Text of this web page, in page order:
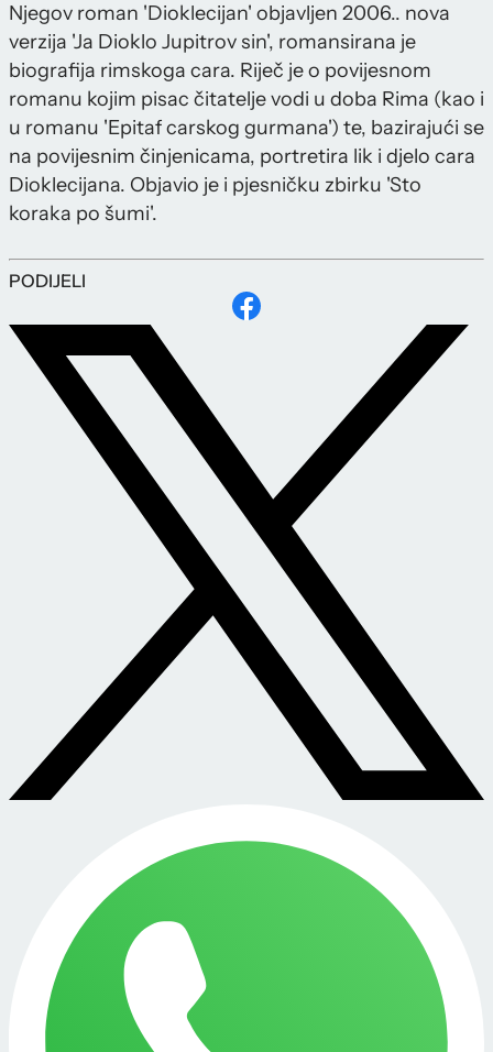
Njegov roman 'Dioklecijan' objavljen 2006.. nova
verzija 'Ja Dioklo Jupitrov sin', romansirana je
biografija rimskoga cara. Riječ je o povijesnom
romanu kojim pisac čitatelje vodi u doba Rima (kao i
u romanu 'Epitaf carskog gurmana') te, bazirajući se
na povijesnim činjenicama, portretira lik i djelo cara
Dioklecijana. Objavio je i pjesničku zbirku 'Sto
koraka po šumi'.
PODIJELI